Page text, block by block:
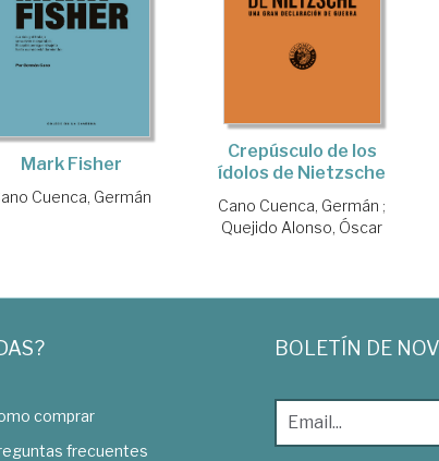
Mark Fisher
Cuenca, Germán
Crepúsculo de los
ídolos de Nietzsche
Cano Cuenca, Germán ;
Quejido Alonso, Óscar
comprar
frecuentes
BOLETÍN DE